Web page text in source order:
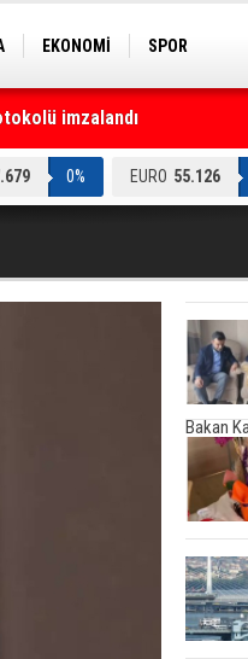
EKONOMİ
SPOR
imzalandı
0% EURO 55.126
Bakan